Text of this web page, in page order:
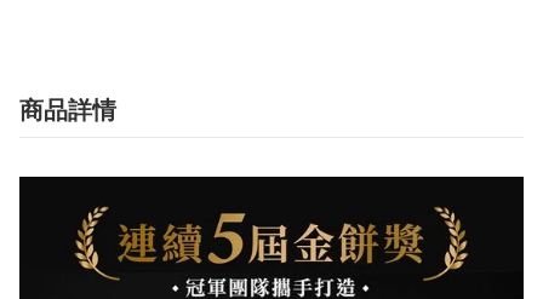
商品詳情